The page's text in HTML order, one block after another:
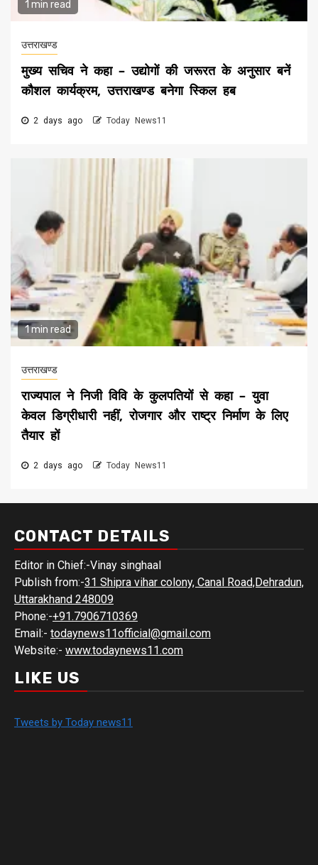
1 min read
उत्तराखण्ड
मुख्य सचिव ने कहा – उद्योगों की जरूरत के अनुसार बनें
कौशल कार्यक्रम, उत्तराखण्ड बनेगा स्किल हब
2 days ago Today News11
1 min read
उत्तराखण्ड
राज्यपाल ने निजी विवि के कुलपतियों से कहा – युवा
केवल डिग्रीधारी नहीं, रोजगार और राष्ट्र निर्माण के लिए
तैयार हों
2 days ago Today News11
CONTACT DETAILS
Editor in Chief:-Vinay singhaal
Publish from:-31 Shipra vihar colony, Canal Road,Dehradun,
Uttarakhand 248009
Phone:-+91.7906710369
Email:- todaynews11official@gmail.com
Website:- www.todaynews11.com
LIKE US
Tweets by Today news11